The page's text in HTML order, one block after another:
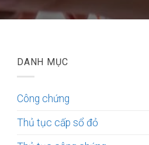
DANH MỤC
Công chứng
Thủ tục cấp sổ đỏ